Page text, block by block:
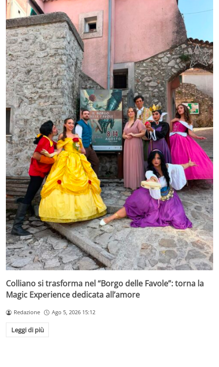
Colliano si trasforma nel “Borgo delle Favole”: torna la
Magic Experience dedicata all’amore
Redazione Ago 5, 2026 15:12
Leggi di più